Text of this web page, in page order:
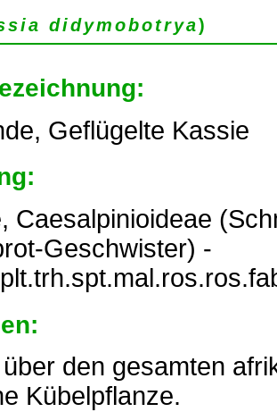
didymobotrya)
Geflügelte Kassie
Caesalpinioideae
Geschwister) -
den gesamten
Kübelpflanze.